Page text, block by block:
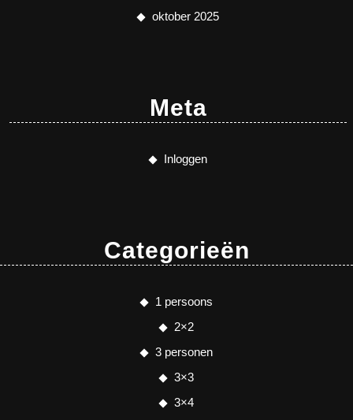
oktober 2025
Meta
Inloggen
Categorieën
1 persoons
2×2
3 personen
3×3
3×4